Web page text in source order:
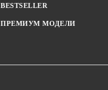
BESTSELLER
ПРЕМИУМ МОДЕЛИ